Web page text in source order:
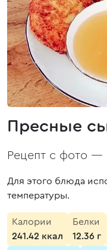
Пресные
Рецепт с фото —
Для этого блюда
температуры.
Калории
241.42 ккал
Белки
12.36 г